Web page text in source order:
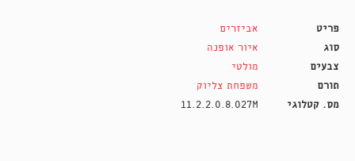
פריט
אביזרים
סוג
איור אופנה
צבעים
מולטי
תורם
משפחת צליוק
מס. קטלוגי
11.2.2.0.8.027M